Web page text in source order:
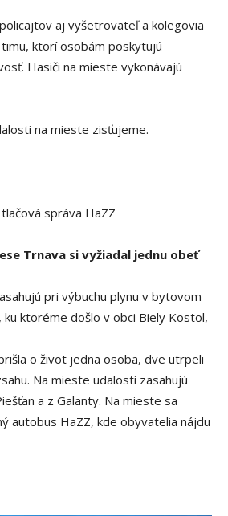
aj vyšetrovateľ a kolegovia
ktorí osobám poskytujú
Hasiči na mieste vykonávajú
na mieste zisťujeme.
správa HaZZ
Trnava si vyžiadal jednu obeť
pri výbuchu plynu v bytovom
ku ktoréme došlo v obci Biely Kostol,
o život jedna osoba, dve utrpeli
Na mieste udalosti zasahujú
a z Galanty. Na mieste sa
autobus HaZZ, kde obyvatelia nájdu